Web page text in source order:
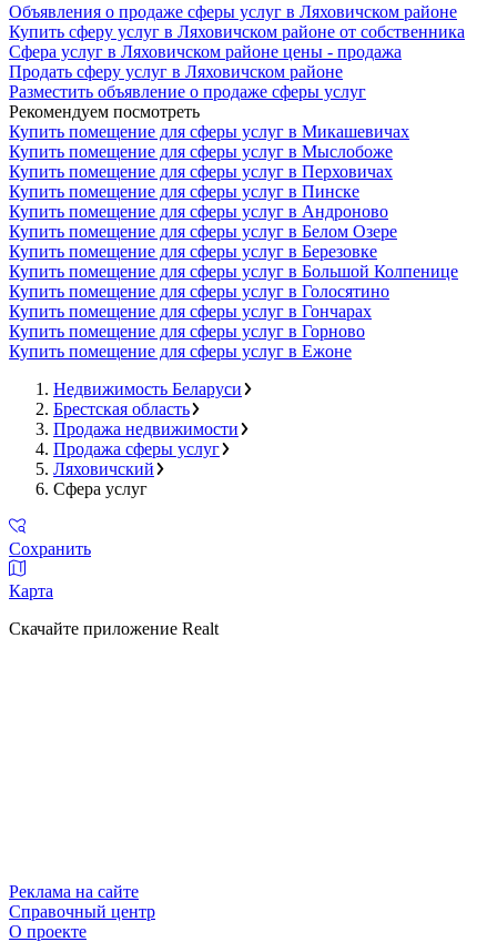
Объявления о продаже сферы услуг в Ляховичском районе
Купить сферу услуг в Ляховичском районе от собственника
Сфера услуг в Ляховичском районе цены - продажа
Продать сферу услуг в Ляховичском районе
Разместить объявление о продаже сферы услуг
Рекомендуем посмотреть
Купить помещение для сферы услуг в Микашевичах
Купить помещение для сферы услуг в Мыслобоже
Купить помещение для сферы услуг в Перховичах
Купить помещение для сферы услуг в Пинске
Купить помещение для сферы услуг в Андроново
Купить помещение для сферы услуг в Белом Озере
Купить помещение для сферы услуг в Березовке
Купить помещение для сферы услуг в Большой Колпенице
Купить помещение для сферы услуг в Голосятино
Купить помещение для сферы услуг в Гончарах
Купить помещение для сферы услуг в Горново
Купить помещение для сферы услуг в Ежоне
Недвижимость Беларуси
Брестская область
Продажа недвижимости
Продажа сферы услуг
Ляховичский
Сфера услуг
Сохранить
Карта
Скачайте приложение Realt
Реклама на сайте
Справочный центр
О проекте